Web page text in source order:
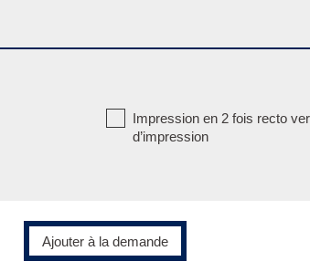
Impression en 2 fois recto
d’impression
Ajouter à la demande